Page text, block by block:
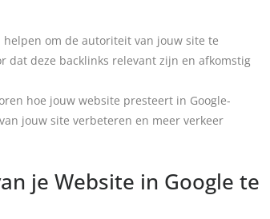
om de autoriteit van jouw site te
dat deze backlinks relevant zijn en afkomstig
hoe jouw website presteert in Google-
jouw site verbeteren en meer verkeer
je Website in Google te